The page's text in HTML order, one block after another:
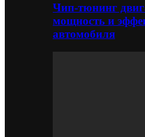
Чип-тюнинг
мощность и
автомобиля